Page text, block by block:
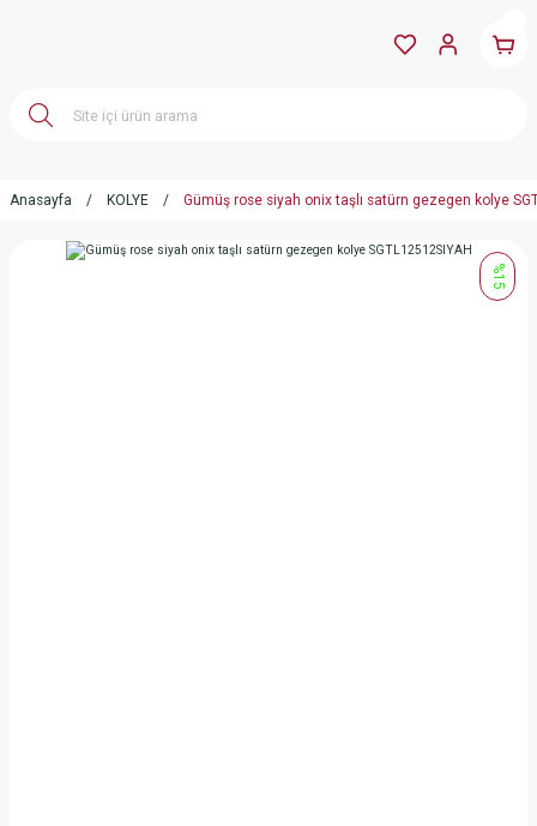
Anasayfa KOLYE Gümüş rose siyah onix taşlı satürn gezegen kolye
%15